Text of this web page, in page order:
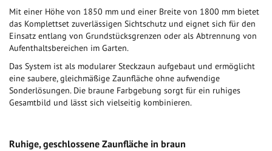
Mit einer Höhe von 1850 mm und einer Breite von 1800 mm bietet
das Komplettset zuverlässigen Sichtschutz und eignet sich für den
Einsatz entlang von Grundstücksgrenzen oder als Abtrennung von
Aufenthaltsbereichen im Garten.
Das System ist als modularer Steckzaun aufgebaut und ermöglicht
eine saubere, gleichmäßige Zaunfläche ohne aufwendige
Sonderlösungen. Die braune Farbgebung sorgt für ein ruhiges
Gesamtbild und lässt sich vielseitig kombinieren.
Ruhige, geschlossene Zaunfläche in braun